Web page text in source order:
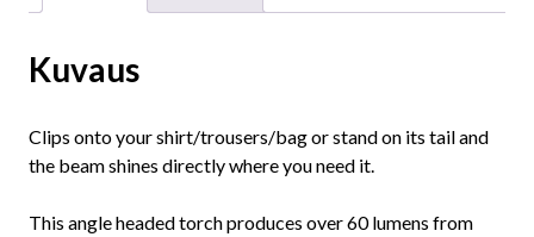
Kuvaus
Clips onto your shirt/trousers/bag or stand on its tail and
the beam shines directly where you need it.
This angle headed torch produces over 60 lumens from